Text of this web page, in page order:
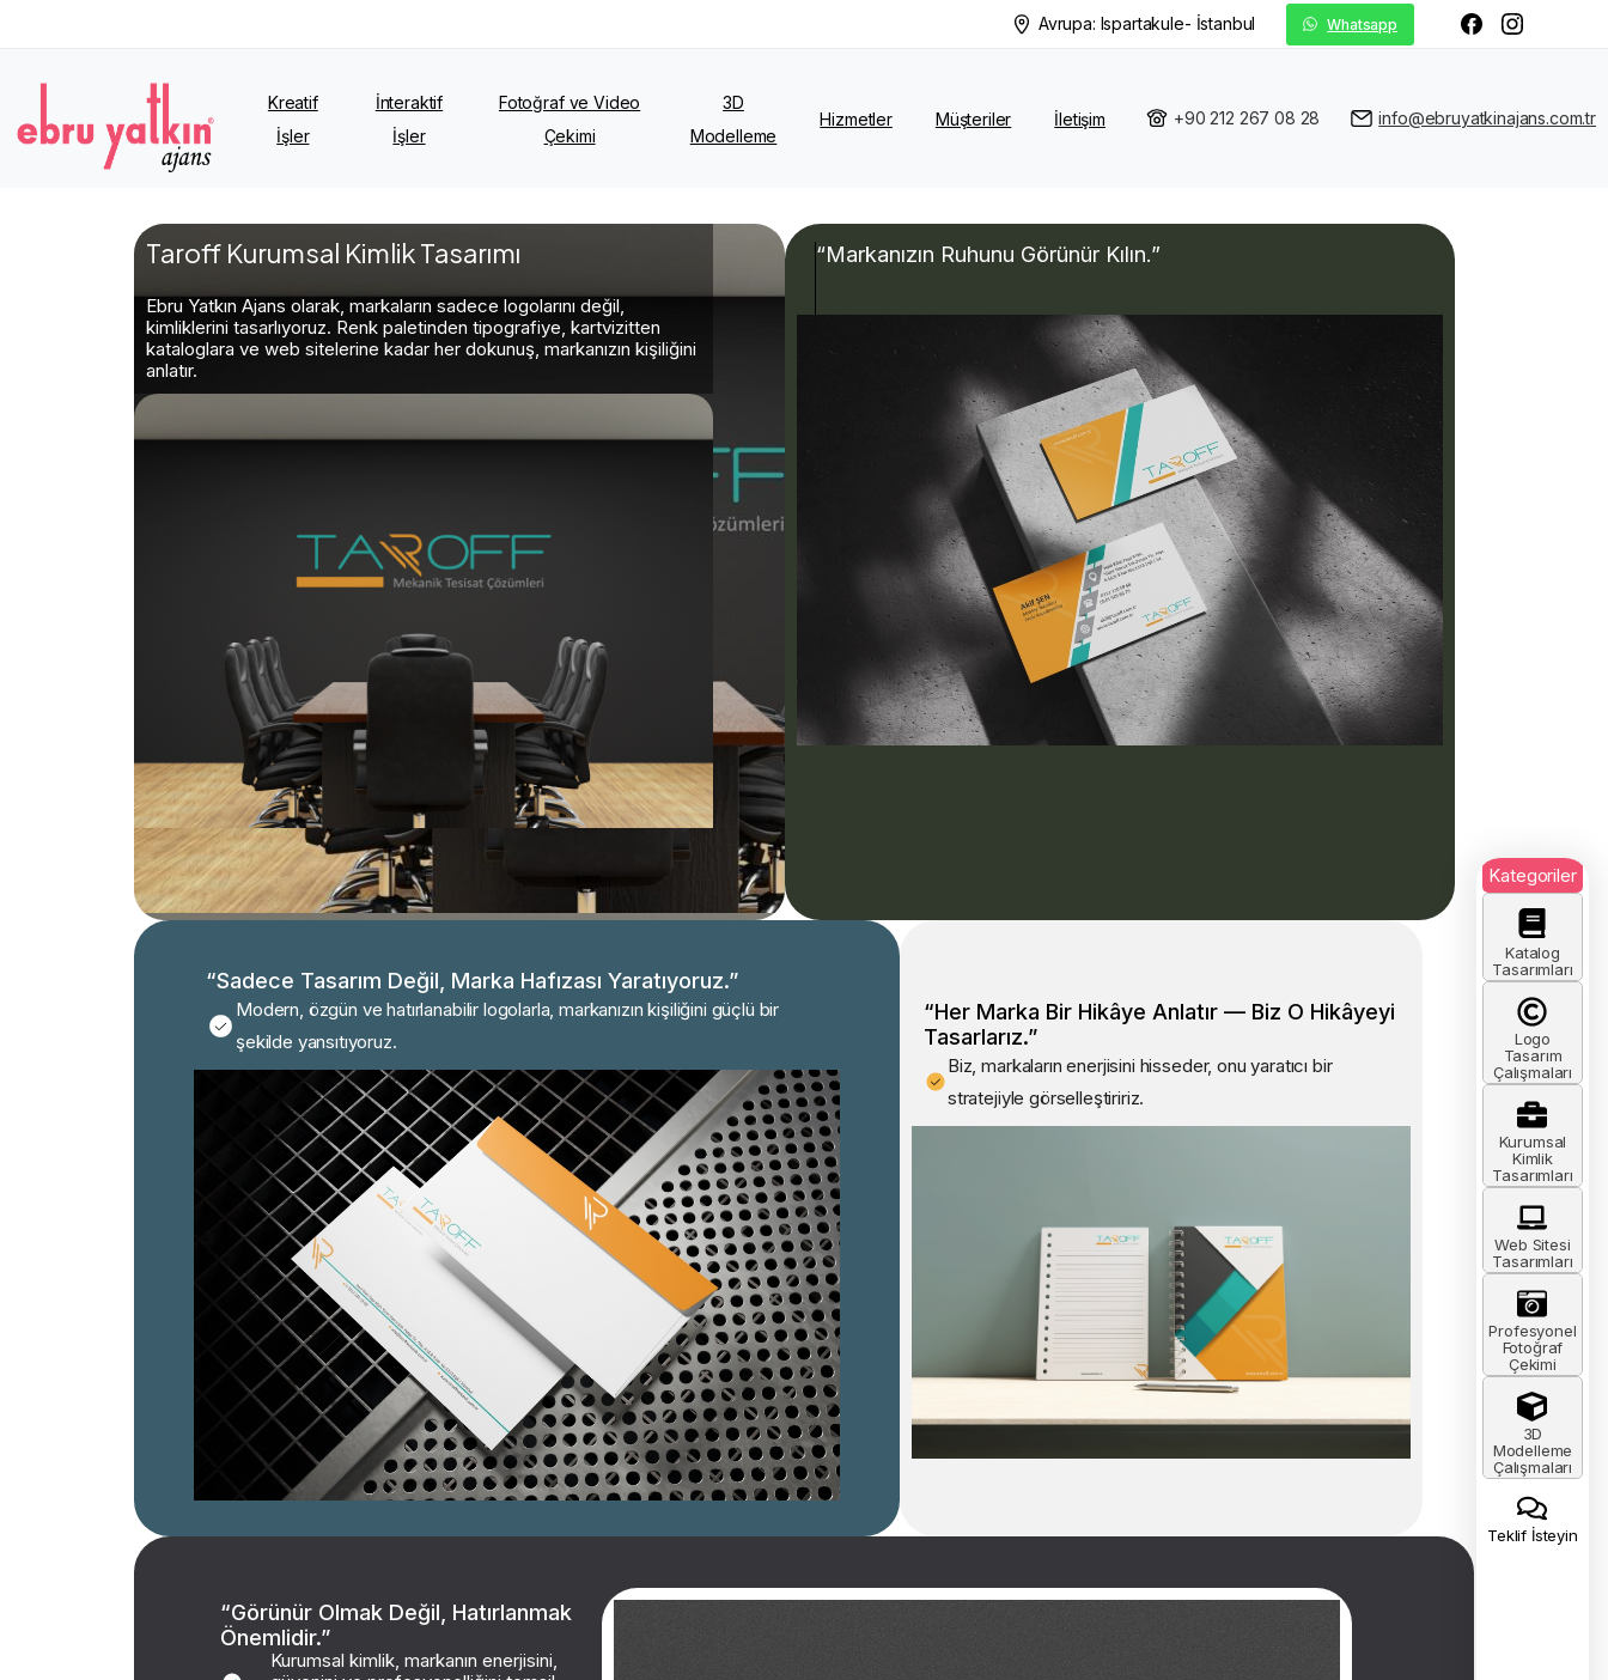
Avrupa: Ispartakule- İstanbul Whatsapp
Kreatif
İşler
İnteraktif
İşler
Fotoğraf ve Video
Çekimi
3D
Modelleme
Hizmetler Müşteriler İletişim +90 212 267 08 28 info@ebruyatkinajans.com.tr
Taroff Kurumsal Kimlik Tasarımı
Ebru Yatkın Ajans olarak, markaların sadece logolarını değil,
kimliklerini tasarlıyoruz. Renk paletinden tipografiye, kartvizitten
kataloglara ve web sitelerine kadar her dokunuş, markanızın kişiliğini
anlatır.
“Markanızın Ruhunu Görünür Kılın.”
Modern, özgün ve hatırlanabilir logolarla, markanızın kişiliğini güçlü bir
şekilde yansıtıyoruz.
“Sadece Tasarım Değil, Marka Hafızası Yaratıyoruz.”
Biz, markaların enerjisini hisseder, onu yaratıcı bir
stratejiyle görselleştiririz.
“Her Marka Bir Hikâye Anlatır — Biz O Hikâyeyi
Tasarlarız.”
“Görünür Olmak Değil, Hatırlanmak
Önemlidir.”
Kurumsal kimlik, markanın enerjisini,
Kategoriler
Katalog
Tasarımları
Logo
Tasarım
Çalışmaları
Kurumsal
Kimlik
Tasarımları
Web Sitesi
Tasarımları
Profesyonel
Fotoğraf
Çekimi
3D
Modelleme
Çalışmaları
Teklif İsteyin